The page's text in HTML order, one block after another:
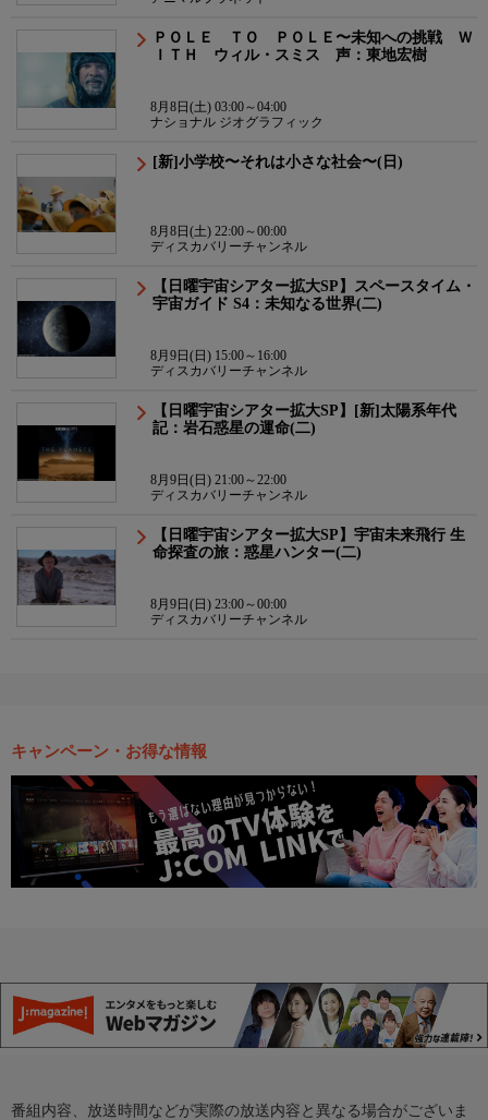
ＰＯＬＥ ＴＯ ＰＯＬＥ〜未知への挑戦 Ｗ
ＩＴＨ ウィル・スミス 声：東地宏樹
8月8日(土) 03:00～04:00
ナショナル ジオグラフィック
[新]小学校〜それは小さな社会〜(日)
8月8日(土) 22:00～00:00
ディスカバリーチャンネル
【日曜宇宙シアター拡大SP】スペースタイム・
宇宙ガイド S4：未知なる世界(二)
8月9日(日) 15:00～16:00
ディスカバリーチャンネル
【日曜宇宙シアター拡大SP】[新]太陽系年代
記：岩石惑星の運命(二)
8月9日(日) 21:00～22:00
ディスカバリーチャンネル
【日曜宇宙シアター拡大SP】宇宙未来飛行 生
命探査の旅：惑星ハンター(二)
8月9日(日) 23:00～00:00
ディスカバリーチャンネル
キャンペーン・お得な情報
番組内容、放送時間などが実際の放送内容と異なる場合がございま